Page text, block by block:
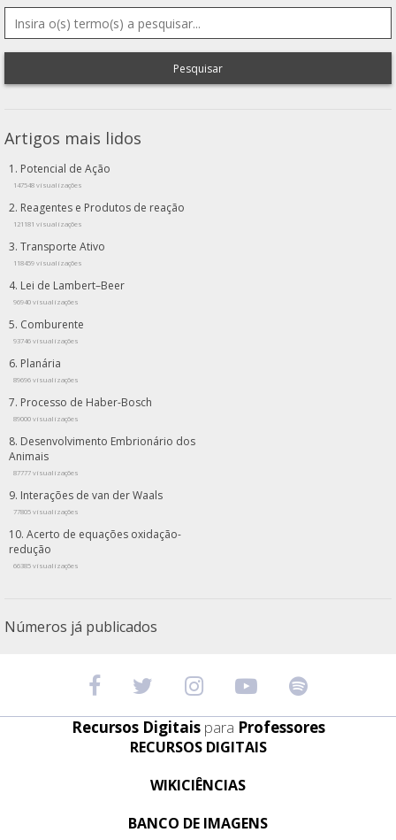
Pesquisar
Artigos mais lidos
Potencial de Ação
147548 visualizações
Reagentes e Produtos de reação
121181 visualizações
Transporte Ativo
118459 visualizações
Lei de Lambert–Beer
96940 visualizações
Comburente
93746 visualizações
Planária
89696 visualizações
Processo de Haber-Bosch
89000 visualizações
Desenvolvimento Embrionário dos
Animais
87777 visualizações
Interações de van der Waals
77805 visualizações
Acerto de equações oxidação-
redução
66385 visualizações
Números já publicados
Recursos Digitais para Professores
RECURSOS DIGITAIS
WIKICIÊNCIAS
BANCO DE IMAGENS